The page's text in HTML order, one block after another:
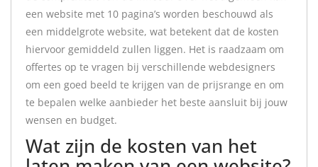
een website met 10 pagina’s worden beschouwd als
een middelgrote website, wat betekent dat de kosten
hiervoor gemiddeld zullen liggen. Het is raadzaam om
offertes op te vragen bij verschillende webdesigners
om een goed beeld te krijgen van de prijsrange en om
te bepalen welke aanbieder het beste aansluit bij jouw
wensen en budget.
Wat zijn de kosten van het